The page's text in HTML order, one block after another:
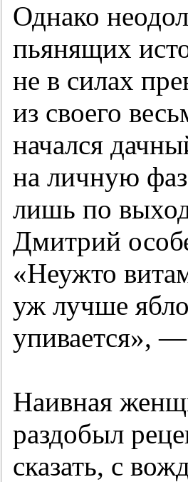
Однако
пьянящих
не в силах
из своего
начался
на личную
лишь по
Дмитрий
«Неужто
уж лучше
упивается»,
Наивная
раздобыл
сказать, с